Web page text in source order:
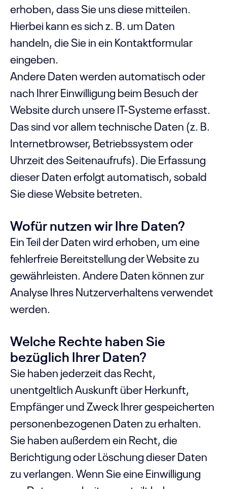
erhoben, dass Sie uns diese mitteilen.
Hierbei kann es sich z. B. um Daten
handeln, die Sie in ein Kontaktformular
eingeben.
Andere Daten werden automatisch oder
nach Ihrer Einwilligung beim Besuch der
Website durch unsere IT-Systeme erfasst.
Das sind vor allem technische Daten (z. B.
Internetbrowser, Betriebssystem oder
Uhrzeit des Seitenaufrufs). Die Erfassung
dieser Daten erfolgt automatisch, sobald
Sie diese Website betreten.
Wofür nutzen wir Ihre Daten?
Ein Teil der Daten wird erhoben, um eine
fehlerfreie Bereitstellung der Website zu
gewährleisten. Andere Daten können zur
Analyse Ihres Nutzerverhaltens verwendet
werden.
Welche Rechte haben Sie
bezüglich Ihrer Daten?
Sie haben jederzeit das Recht,
unentgeltlich Auskunft über Herkunft,
Empfänger und Zweck Ihrer gespeicherten
personenbezogenen Daten zu erhalten.
Sie haben außerdem ein Recht, die
Berichtigung oder Löschung dieser Daten
zu verlangen. Wenn Sie eine Einwilligung